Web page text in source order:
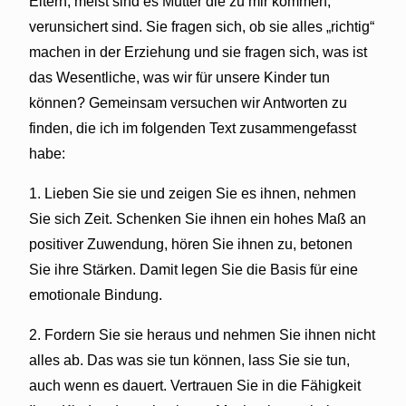
verunsichert sind. Sie fragen sich, ob sie alles „richtig“
machen in der Erziehung und sie fragen sich, was ist
das Wesentliche, was wir für unsere Kinder tun
können? Gemeinsam versuchen wir Antworten zu
finden, die ich im folgenden Text zusammengefasst
habe:
1. Lieben Sie sie und zeigen Sie es ihnen, nehmen
Sie sich Zeit. Schenken Sie ihnen ein hohes Maß an
positiver Zuwendung, hören Sie ihnen zu, betonen
Sie ihre Stärken. Damit legen Sie die Basis für eine
emotionale Bindung.
2. Fordern Sie sie heraus und nehmen Sie ihnen nicht
alles ab. Das was sie tun können, lass Sie sie tun,
auch wenn es dauert. Vertrauen Sie in die Fähigkeit